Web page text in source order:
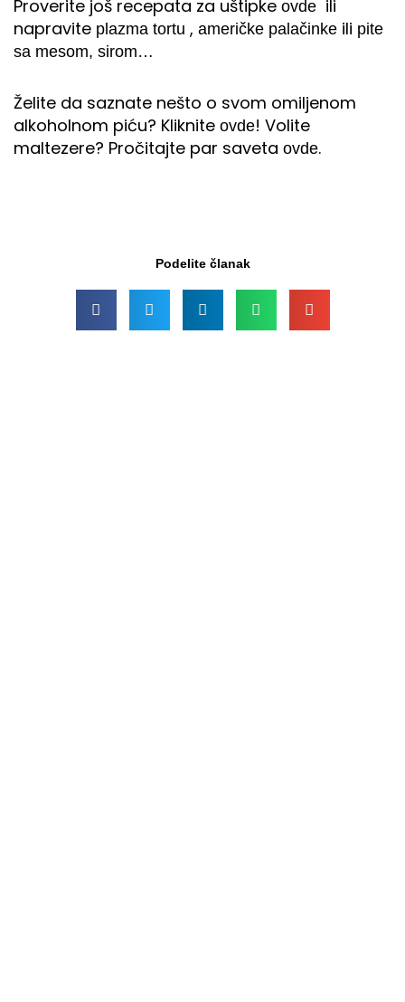
Proverite još recepata za uštipke ovde ili
napravite plazma tortu , američke palačinke ili pite
sa mesom, sirom…
Želite da saznate nešto o svom omiljenom
alkoholnom piću? Kliknite ovde! Volite
maltezere? Pročitajte par saveta ovde.
Podelite članak